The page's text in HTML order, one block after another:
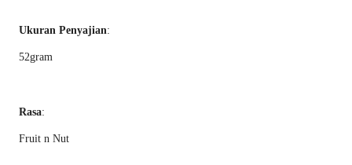
Ukuran Penyajian:
52gram
Rasa:
Fruit n Nut